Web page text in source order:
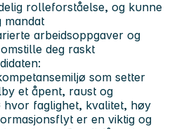
rolleforståelse, og kunne
mandat
arbeidsoppgaver og
deg raskt
som setter
et åpent, raust og
hvor faglighet, kvalitet, høy
er en viktig og